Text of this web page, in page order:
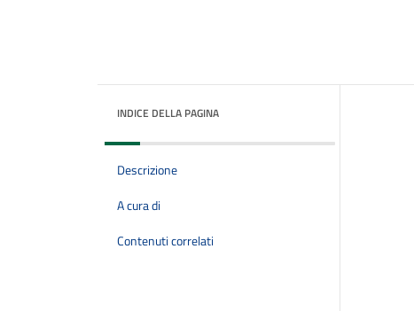
INDICE DELLA PAGINA
Descrizione
A cura di
Contenuti correlati